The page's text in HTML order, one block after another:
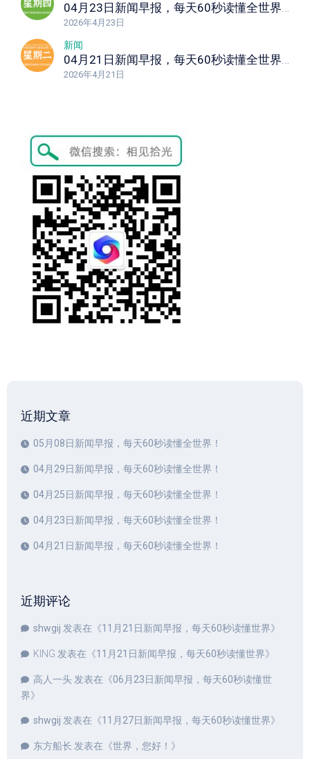
04月23日新闻早报，每天60秒读懂全世界！
2026年4月23日
新闻
04月21日新闻早报，每天60秒读懂全世界！
2026年4月21日
近期文章
05月08日新闻早报，每天60秒读懂全世界！
04月29日新闻早报，每天60秒读懂全世界！
04月25日新闻早报，每天60秒读懂全世界！
04月23日新闻早报，每天60秒读懂全世界！
04月21日新闻早报，每天60秒读懂全世界！
近期评论
shwgij 发表在《11月21日新闻早报，每天60秒读懂世界》
KING 发表在《11月21日新闻早报，每天60秒读懂世界》
高人一头发表在《06月23日新闻早报，每天60秒读懂世
界》
shwgij 发表在《11月27日新闻早报，每天60秒读懂世界》
东方船长 发表在《世界，您好！ 》